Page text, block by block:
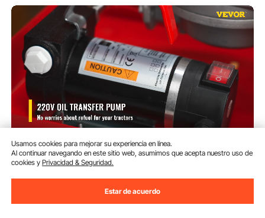
VEVOR Bomba de Transferencia
Bomba Auto-cebado Bio Diesel y
Gasóleo con Pistola y Manguera
10890€
Usamos cookies para mejorar su experiencia en línea.
Al continuar navegando en este sitio web, asumimos que acepta nuestro uso de
cookies yPrivacidad & Seguridad.
Estar de acuerdo